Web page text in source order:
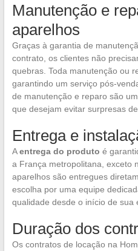
Manutenção e
aparelhos
Graças à garantia de
contrato, os clientes não
quebras. Toda manutenção ou
garantindo um serviço pós-
de manutenção e reparo são
que desejam evitar surpresas
Entrega e
Aentrega do produto é
a França metropolitana, exceto
aparelhos são entregues
escolha por uma equipe
qualidade desde o início de sua
Duração dos
Os contratos de locação na